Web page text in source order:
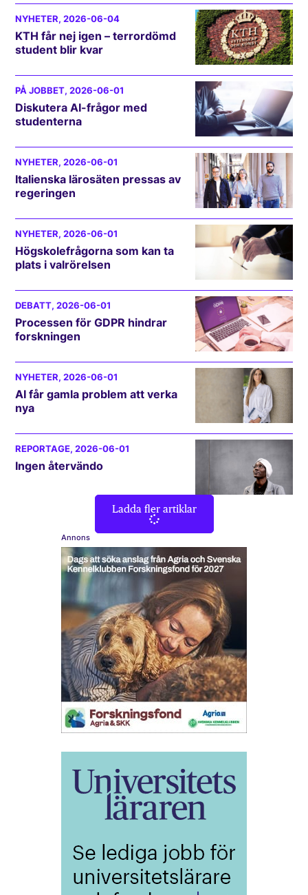
NYHETER, 2026-06-04
KTH får nej igen – terrordömd
student blir kvar
PÅ JOBBET, 2026-06-01
Diskutera AI-frågor med
studenterna
NYHETER, 2026-06-01
Italienska lärosäten pressas av
regeringen
NYHETER, 2026-06-01
Högskolefrågorna som kan ta
plats i valrörelsen
DEBATT, 2026-06-01
Processen för GDPR hindrar
forskningen
NYHETER, 2026-06-01
AI får gamla problem att verka
nya
REPORTAGE, 2026-06-01
Ingen återvändo
Ladda fler artiklar
Annons